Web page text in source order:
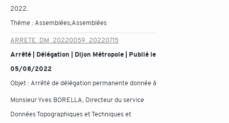
2022.
Thème : Assemblées;Assemblées
ARRETE_DM_20220059_20220715
Arrêté | Délégation | Dijon Métropole | Publié le
05/08/2022
Objet : Arrêté de délégation permanente donnée à
Monsieur Yves BORELLA, Directeur du service
Données Topographiques et Techniques et